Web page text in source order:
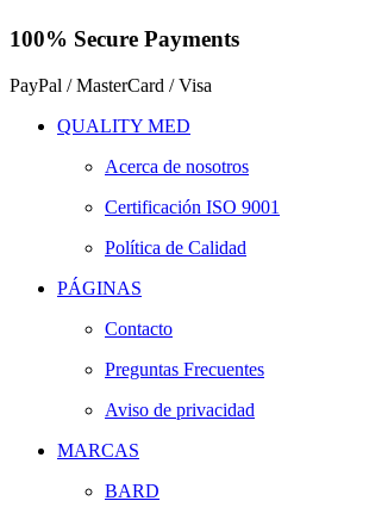
100% Secure Payments
PayPal / MasterCard / Visa
QUALITY MED
Acerca de nosotros
Certificación ISO 9001
Política de Calidad
PÁGINAS
Contacto
Preguntas Frecuentes
Aviso de privacidad
MARCAS
BARD